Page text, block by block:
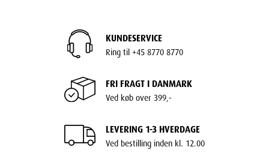
KUNDESERVICE
Ring til +45 8770 8770
FRI FRAGT I DANMARK
Ved køb over 399,-
LEVERING 1-3 HVERDAGE
Ved bestilling inden kl. 12.00